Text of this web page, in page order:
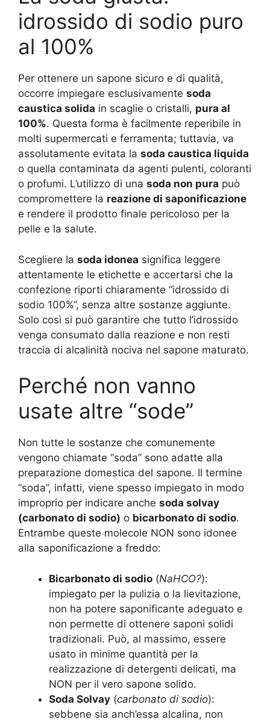
idrossido di sodio puro
al 100%
Per ottenere un sapone sicuro e di qualità,
occorre impiegare esclusivamente soda
caustica solida in scaglie o cristalli, pura al
100%. Questa forma è facilmente reperibile in
molti supermercati e ferramenta; tuttavia, va
assolutamente evitata la soda caustica liquida
o quella contaminata da agenti pulenti, coloranti
o profumi. L’utilizzo di una soda non pura può
compromettere la reazione di saponificazione
e rendere il prodotto finale pericoloso per la
pelle e la salute.
Scegliere la soda idonea significa leggere
attentamente le etichette e accertarsi che la
confezione riporti chiaramente “idrossido di
sodio 100%”, senza altre sostanze aggiunte.
Solo così si può garantire che tutto l’idrossido
venga consumato dalla reazione e non resti
traccia di alcalinità nociva nel sapone maturato.
Perché non vanno
usate altre “sode”
Non tutte le sostanze che comunemente
vengono chiamate “soda” sono adatte alla
preparazione domestica del sapone. Il termine
“soda”, infatti, viene spesso impiegato in modo
improprio per indicare anche soda solvay
(carbonato di sodio) o bicarbonato di sodio.
Entrambe queste molecole NON sono idonee
alla saponificazione a freddo:
Bicarbonato di sodio (NaHCO?):
impiegato per la pulizia o la lievitazione,
non ha potere saponificante adeguato e
non permette di ottenere saponi solidi
tradizionali. Può, al massimo, essere
usato in minime quantità per la
realizzazione di detergenti delicati, ma
NON per il vero sapone solido.
Soda Solvay (carbonato di sodio):
sebbene sia anch’essa alcalina, non